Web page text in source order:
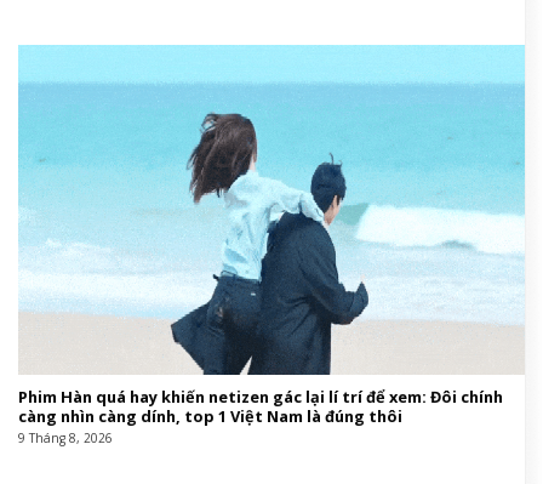
Phim Hàn quá hay khiến netizen gác lại lí trí để xem: Đôi chính
càng nhìn càng dính, top 1 Việt Nam là đúng thôi
9 Tháng 8, 2026